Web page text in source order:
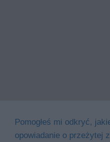
Pomogłeś mi odkryć,
opowiadanie o przeżytej